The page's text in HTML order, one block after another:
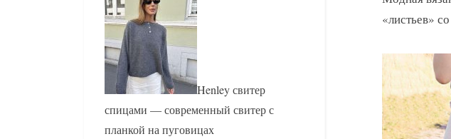
«листьев»
Henley свитер
спицами — современный свитер с
планкой на пуговицах